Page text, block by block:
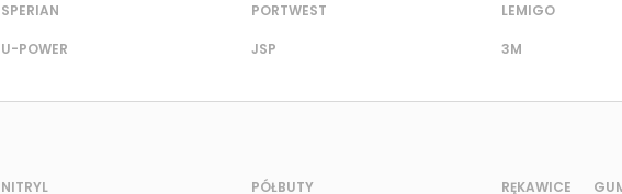
SPERIAN
U-POWER
PORTWEST
JSP
LEMIGO
3M
NITRYL PÓŁBUTY
RĘKAWICE